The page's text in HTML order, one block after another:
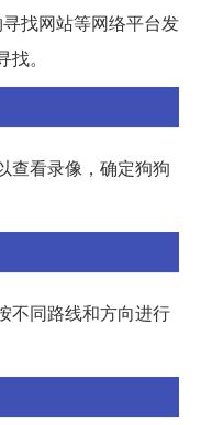
找网站等网络平台发
。
查看录像，确定狗狗
不同路线和方向进行